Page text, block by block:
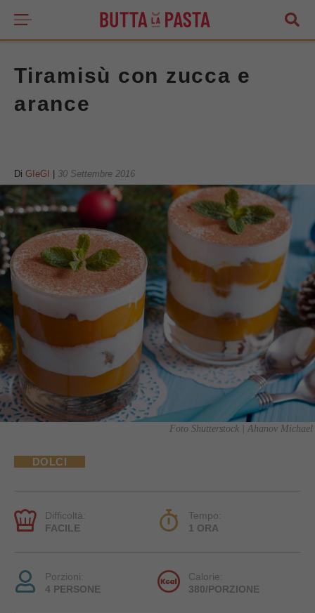
Tiramisù con zucca e
arance
Di GIeGI 30 Settembre 2016
Foto Shutterstock | Ahanov Michael
DOLCI
Difficoltà:
FACILE
Tempo:
1 ORA
Porzioni:
4 PERSONE
Calorie:
380/PORZIONE